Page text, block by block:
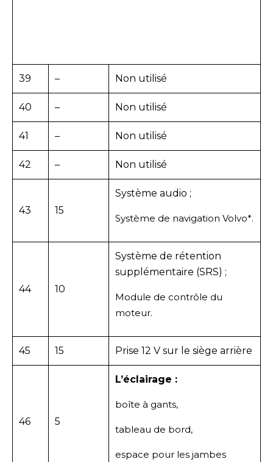
39 – Non utilisé
40 – Non utilisé
41 – Non utilisé
42 – Non utilisé
43 15
Système audio ;
Système de navigation Volvo*.
44 10
Système de rétention
supplémentaire (SRS) ;
Module de contrôle du
moteur.
45 15 Prise 12 V sur le siège arrière
46 5
L’éclairage :
boîte à gants,
tableau de bord,
espace pour les jambes